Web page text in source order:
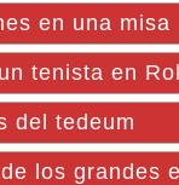
en una misa
tenista en
del tedeum
los grandes